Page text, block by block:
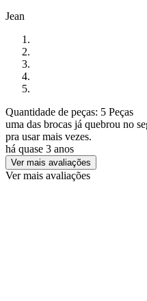
Jean
Quantidade de peças: 5 Peças
uma das brocas já quebrou no
pra usar mais vezes.
há quase 3 anos
Ver mais avaliações
Ver mais avaliações